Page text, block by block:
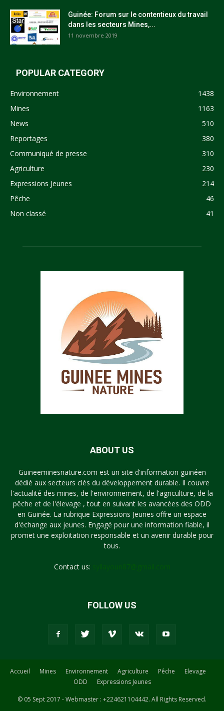
Guinée: Forum sur le contentieux du travail
dans les secteurs Mines,...
11 novembre 2019
POPULAR CATEGORY
Environnement
1438
Mines
1163
News
510
Reportages
380
Communiqué de presse
310
Agriculture
230
Expressions Jeunes
214
Pêche
46
Non classé
41
ABOUT US
Guineeminesnature.com est un site d'information guinéen
dédié aux secteurs clés du développement durable. Il couvre
l'actualité des mines, de l'environnement, de l'agriculture, de la
pêche et de l'élevage , tout en suivant les avancées des ODD
en Guinée. La rubrique Expressions Jeunes offre un espace
d'échange aux jeunes. Engagé pour une information fiable, il
promet une exploitation responsable et un avenir durable pour
tous.
Contact us:
FOLLOW US
Accueil Mines Environnement Agriculture Pêche
Elevage
ODD
Expressions Jeunes
© 05 Sept 2017 - Webmaster : +224621104442. All Rights Reserved.